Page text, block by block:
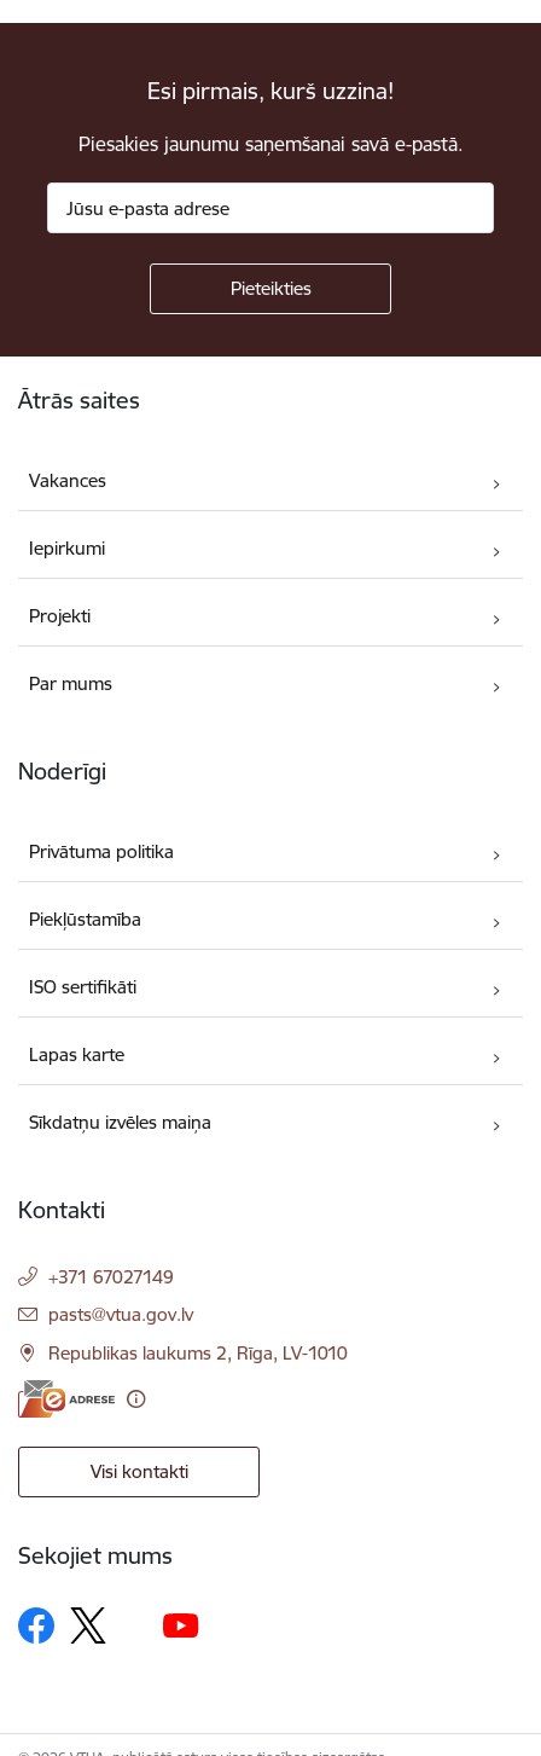
Esi pirmais, kurš uzzina!
Piesakies jaunumu saņemšanai savā e-pastā.
Ātrās saites
Vakances
Iepirkumi
Projekti
Par mums
Noderīgi
Privātuma politika
Piekļūstamība
ISO sertifikāti
Lapas karte
Sīkdatņu izvēles maiņa
Kontakti
+371 67027149
E-pasts:
pasts@vtua.gov.lv
Republikas laukums 2, Rīga, LV-1010
Visi kontakti
Sekojiet mums